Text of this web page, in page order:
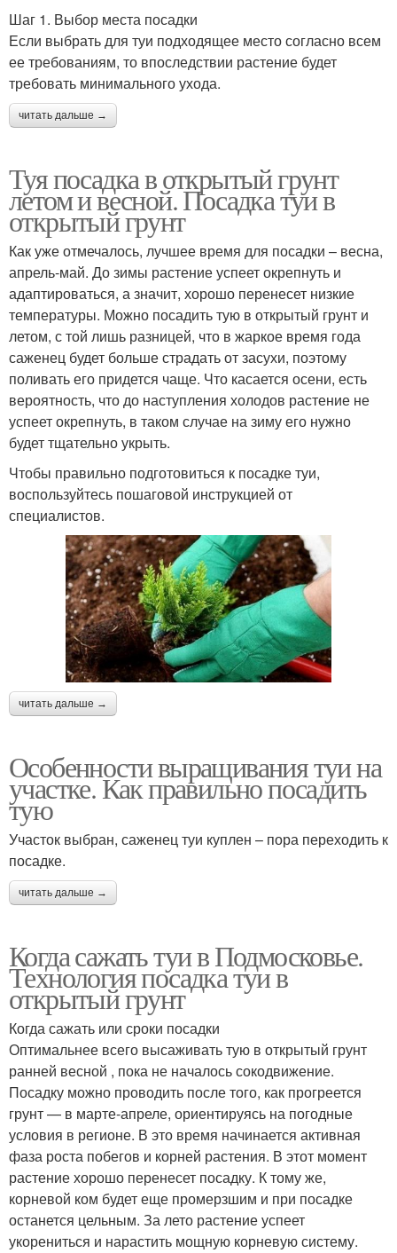
Шаг 1. Выбор места посадки
Если выбрать для туи подходящее место согласно всем
ее требованиям, то впоследствии растение будет
требовать минимального ухода.
читать дальше →
Туя посадка в открытый грунт
летом и весной. Посадка туи в
открытый грунт
Как уже отмечалось, лучшее время для посадки – весна,
апрель-май. До зимы растение успеет окрепнуть и
адаптироваться, а значит, хорошо перенесет низкие
температуры. Можно посадить тую в открытый грунт и
летом, с той лишь разницей, что в жаркое время года
саженец будет больше страдать от засухи, поэтому
поливать его придется чаще. Что касается осени, есть
вероятность, что до наступления холодов растение не
успеет окрепнуть, в таком случае на зиму его нужно
будет тщательно укрыть.
Чтобы правильно подготовиться к посадке туи,
воспользуйтесь пошаговой инструкцией от
специалистов.
читать дальше →
Особенности выращивания туи на
участке. Как правильно посадить
тую
Участок выбран, саженец туи куплен – пора переходить к
посадке.
читать дальше →
Когда сажать туи в Подмосковье.
Технология посадка туи в
открытый грунт
Когда сажать или сроки посадки
Оптимальнее всего высаживать тую в открытый грунт
ранней весной , пока не началось сокодвижение.
Посадку можно проводить после того, как прогреется
грунт — в марте-апреле, ориентируясь на погодные
условия в регионе. В это время начинается активная
фаза роста побегов и корней растения. В этот момент
растение хорошо перенесет посадку. К тому же,
корневой ком будет еще промерзшим и при посадке
останется цельным. За лето растение успеет
укорениться и нарастить мощную корневую систему.